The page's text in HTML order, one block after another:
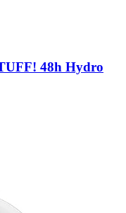
48h Hydro